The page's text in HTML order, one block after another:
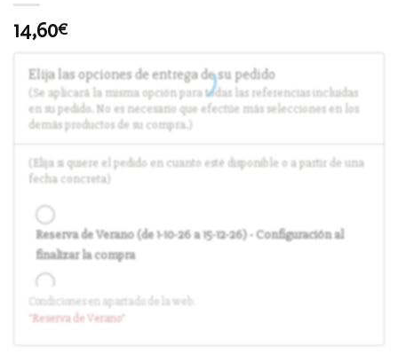
14,60€
Elija las opciones de entrega de su pedido
(Se aplicará la misma opción para todas las referencias incluidas
en su pedido. No es necesario que efectúe más selecciones en los
demás productos de su compra.)
(Elija si quiere el pedido en cuanto esté disponible o a partir de una
fecha concreta)
Reserva de Verano (de 1-10-26 a 15-12-26) - Configuración al
finalizar la compra
Entrega en cuanto el pedido esté disponible (sin descuento)
Condiciones en apartado de la web:
"Reservade Verano"